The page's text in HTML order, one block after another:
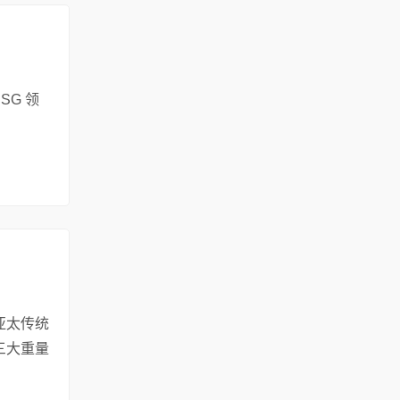
领
太传统
大重量